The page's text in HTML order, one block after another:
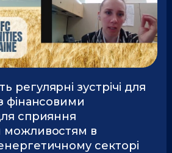
регулярні зустрічі для
фінансовими
сприяння
можливостям в
секторі